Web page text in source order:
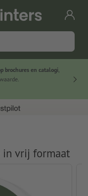
brochures en catalogi,
in vrij formaat